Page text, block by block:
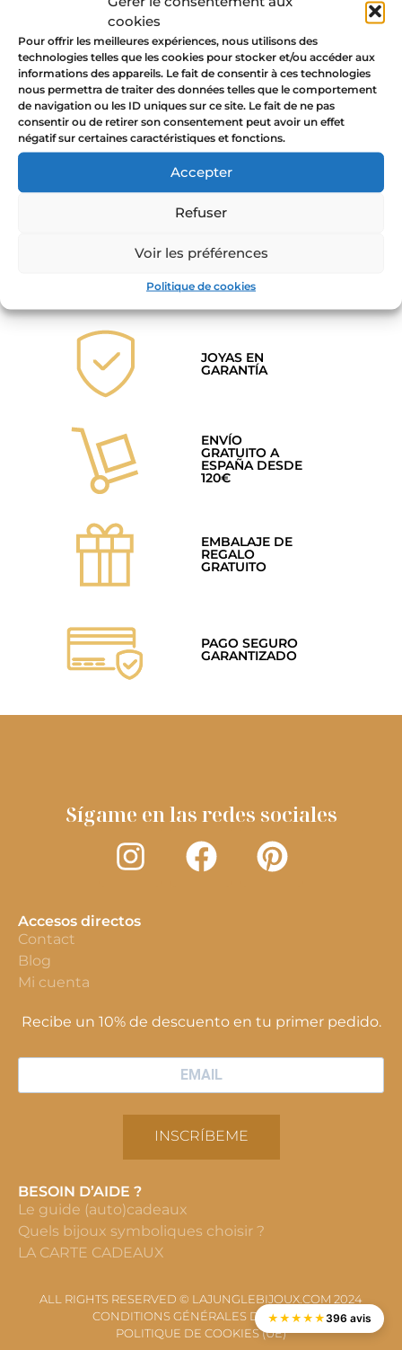
cookies
Pour offrir les meilleures expériences, nous utilisons des
technologies telles que les cookies pour stocker et/ou accéder aux
informations des appareils. Le fait de consentir à ces technologies
nous permettra de traiter des données telles que le comportement
de navigation ou les ID uniques sur ce site. Le fait de ne pas
consentir ou de retirer son consentement peut avoir un effet
négatif sur certaines caractéristiques et fonctions.
Accepter
Refuser
Voir les préférences
Politique de cookies
Collar estrella cosmos de
59,00€
LA CARA DEL COSMOS –
collar largo sol y galaxia
45,00€ 29,00€
JOYAS EN
GARANTÍA
ENVÍO
GRATUITO A
ESPAÑA DESDE
120€
EMBALAJE DE
REGALO
GRATUITO
PAGO SEGURO
GARANTIZADO
Sígame en las redes sociales
Accesos directos
Contact
Blog
Mi cuenta
Recibe un 10% de descuento en tu primer pedido.
INSCRÍBEME
BESOIN D’AIDE ?
Le guide (auto)cadeaux
Quels bijoux symboliques choisir ?
LA CARTE CADEAUX
ALL RIGHTS RESERVED © LAJUNGLEBIJOUX.COM 2024
CONDITIONS GÉNÉRALES DE VENTE
POLITIQUE DE COOKIES (UE)
★ ★ ★ ★ ★ 396 avis